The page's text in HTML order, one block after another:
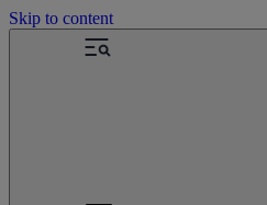
Skip to content